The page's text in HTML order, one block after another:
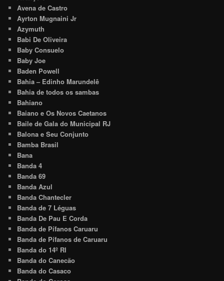
Avena de Castro
Ayrton Mugnaini Jr
Azymuth
Babi De Oliveira
Baby Consuelo
Baby Joe
Baden Powell
Bahia – Edinho Marundelê
Bahia de todos os sambas
Bahiano
Baiano e Os Novos Caetanos
Baile de Gala do Municipal RJ
Balona e Seu Conjunto
Bamba Brasil
Bana
Banda 4
Banda 69
Banda Azul
Banda Chantecler
Banda de 7 Léguas
Banda De Pau E Corda
Banda de Pífanos Caruaru
Banda de Pífanos de Caruaru
Banda do 14º RI
Banda do Canecão
Banda do Casaco